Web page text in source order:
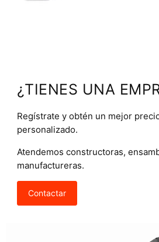
¿TIENES UNA
Regístrate y obtén un mejor
personalizado.
Atendemos constructoras,
manufactureras.
Contactar